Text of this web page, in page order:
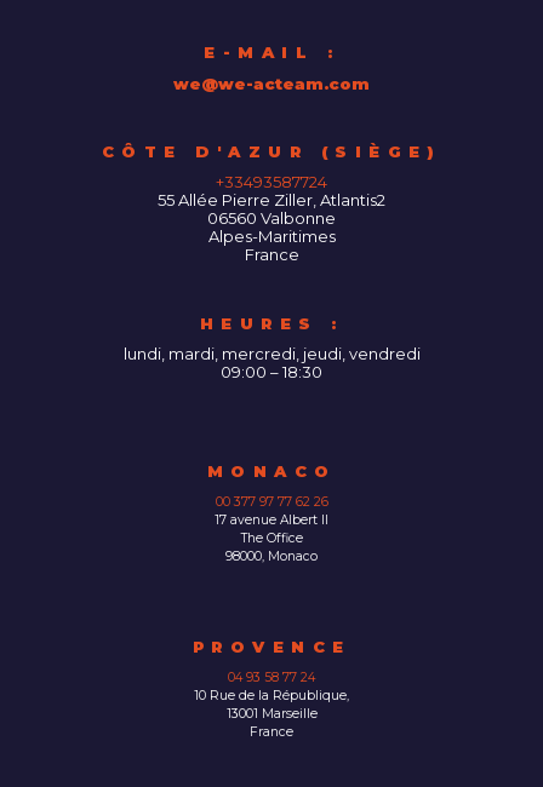
E-MAIL :
we@we-acteam.com
55 Allée Pierre Ziller, Atlantis2
06560 Valbonne
Alpes-Maritimes
France
HEURES :
lundi, mardi, mercredi, jeudi, vendredi
09:00 – 18:30
MONACO
00 377 97 77 62 26
17 avenue Albert II
The Office
98000, Monaco
PROVENCE
04 93 58 77 24
10 Rue de la République,
13001 Marseille
France